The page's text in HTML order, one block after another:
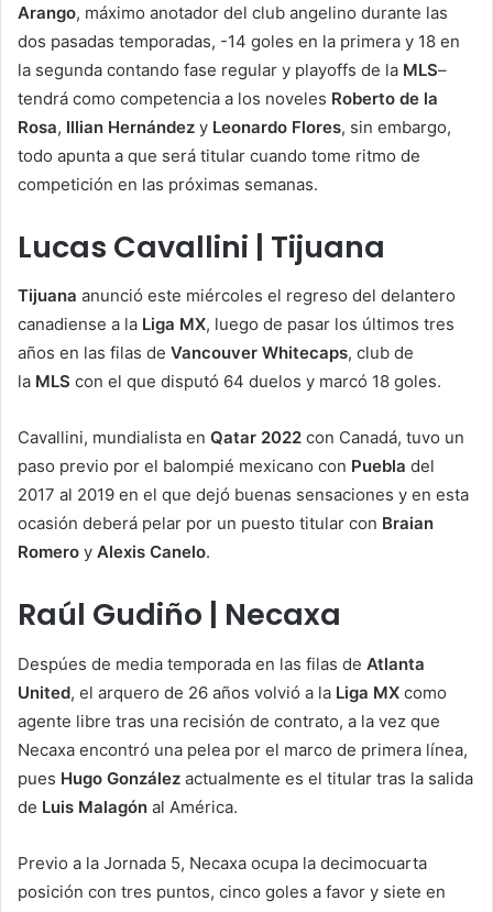
Arango, máximo anotador del club angelino durante las
dos pasadas temporadas, -14 goles en la primera y 18 en
la segunda contando fase regular y playoffs de la MLS–
tendrá como competencia a los noveles Roberto de la
Rosa, Illian Hernández y Leonardo Flores, sin embargo,
todo apunta a que será titular cuando tome ritmo de
competición en las próximas semanas.
Lucas Cavallini | Tijuana
Tijuana anunció este miércoles el regreso del delantero
canadiense a la Liga MX, luego de pasar los últimos tres
años en las filas de Vancouver Whitecaps, club de
la MLS con el que disputó 64 duelos y marcó 18 goles.
Cavallini, mundialista en Qatar 2022 con Canadá, tuvo un
paso previo por el balompié mexicano con Puebla del
2017 al 2019 en el que dejó buenas sensaciones y en esta
ocasión deberá pelar por un puesto titular con Braian
Romero y Alexis Canelo.
Raúl Gudiño | Necaxa
Despúes de media temporada en las filas de Atlanta
United, el arquero de 26 años volvió a la Liga MX como
agente libre tras una recisión de contrato, a la vez que
Necaxa encontró una pelea por el marco de primera línea,
pues Hugo González actualmente es el titular tras la salida
de Luis Malagón al América.
Previo a la Jornada 5, Necaxa ocupa la decimocuarta
posición con tres puntos, cinco goles a favor y siete en